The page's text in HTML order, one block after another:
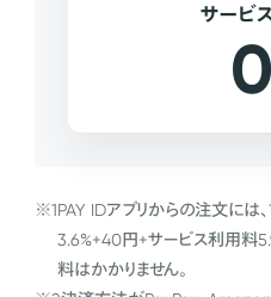
サービ
0
※1PAY IDアプリからの注文には
3.6%+40円+サービス利用料
料はかかりません。